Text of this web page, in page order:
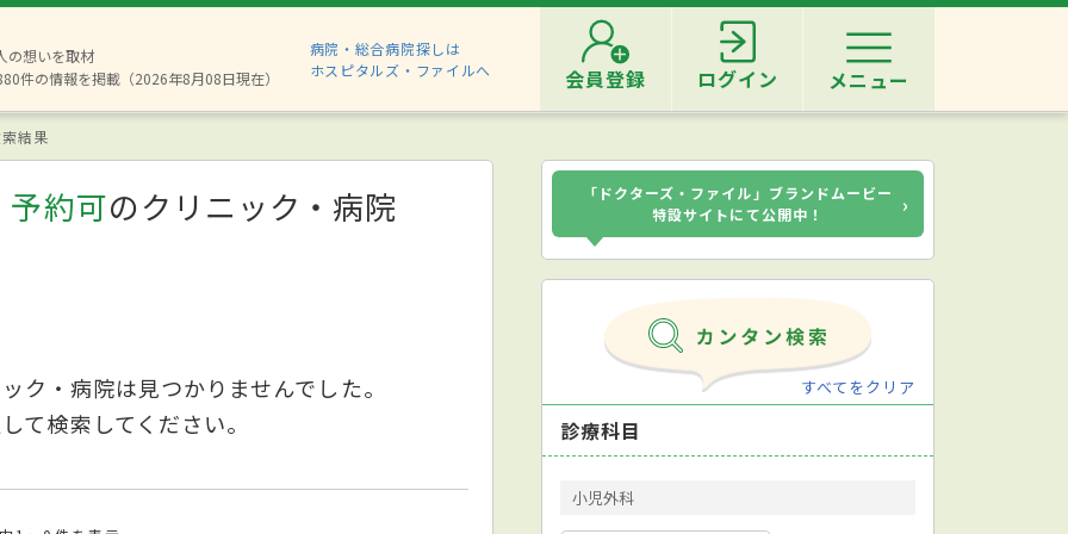
の想いを取材
件の情報を掲載（2026年8月08日現在）
病院・総合病院探しは
ホスピタルズ・ファイルへ
会員登録 ログイン メニュー
結果
約可のクリニック・病院
ク・病院は見つかりませんでした。
て検索してください。
「ドクターズ・ファイル」ブランドムービー
特設サイトにて公開中！
›
すべてをクリア
診療科目
小児外科